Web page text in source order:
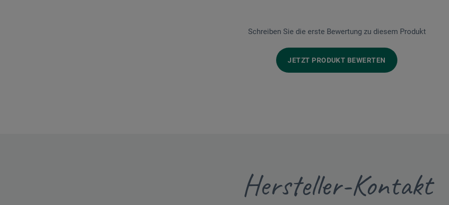
Schreiben Sie die erste Bewertung zu diesem Produkt
JETZT PRODUKT BEWERTEN
Hersteller-Kontakt